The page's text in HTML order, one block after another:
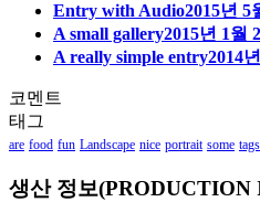
Entry with Audio2015년 5
A small gallery2015년 1월
A really simple entry2014
코멘트
태그
are food fun Landscape nice portrait some tags
생산 정보